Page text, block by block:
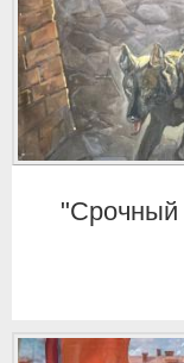
"Срочный